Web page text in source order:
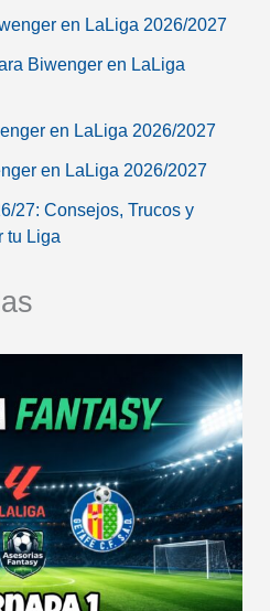
en LaLiga 2026/2027
Biwenger en LaLiga
en LaLiga 2026/2027
en LaLiga 2026/2027
27: Consejos, Trucos y
tu Liga